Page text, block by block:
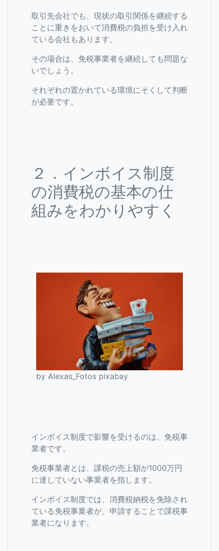
取引先会社でも、現状の取引関係を継続する
ことに重きをおいて消費税の負担を受け入れ
ている会社もあります。
その場合は、免税事業者を継続しても問題な
いでしょう。
それぞれの置かれている環境にそくして判断
が必要です。
２．インボイス制度
の消費税の基本の仕
組みをわかりやすく
by Alexas_Fotos pixabay
インボイス制度で影響を受けるのは、免税事
業者です。
免税事業者とは、課税の売上額が1000万円
に達していない事業者を指します。
インボイス制度では、消費税納税を免除され
ている免税事業者が、申請することで課税事
業者になります。